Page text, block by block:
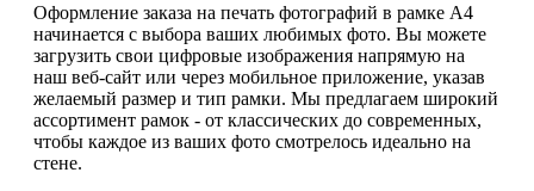
Оформление заказа на печать фотографий в рамке А4
начинается с выбора ваших любимых фото. Вы можете
загрузить свои цифровые изображения напрямую на
наш веб-сайт или через мобильное приложение, указав
желаемый размер и тип рамки. Мы предлагаем широкий
ассортимент рамок - от классических до современных,
чтобы каждое из ваших фото смотрелось идеально на
стене.